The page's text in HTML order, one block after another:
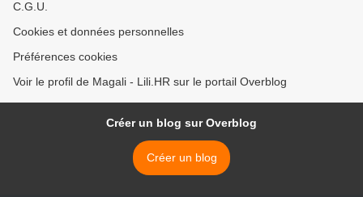
C.G.U.
Cookies et données personnelles
Préférences cookies
Voir le profil de Magali - Lili.HR sur le portail Overblog
Créer un blog sur Overblog
Créer un blog